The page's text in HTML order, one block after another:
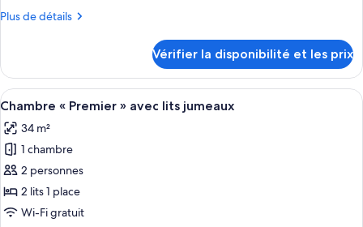
chambre :
room
with
City
View
Plus de détails
Plus
le
type
de
Premier
King
room
with
City
View
Vérifier la disponibilité et les prix
Afficher
toutes
les
photos
pour
ce
type
Literie de qualité supérieure,
9
Chambre « Premier » avec lits jumeaux
34 m²
1 chambre
2 personnes
2 lits 1 place
Wi-Fi gratuit